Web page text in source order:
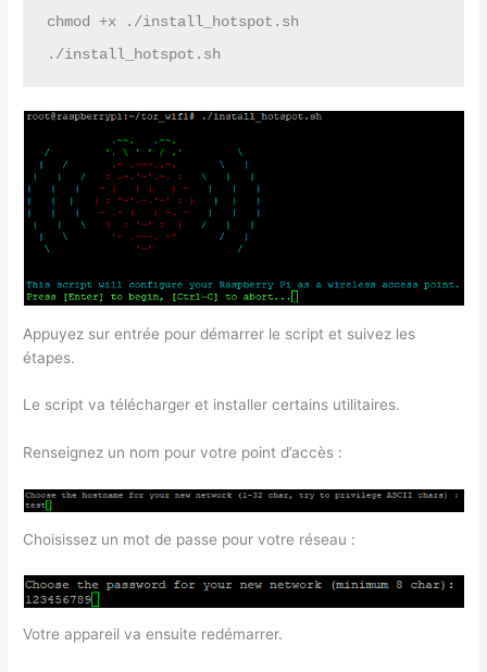
chmod +x ./install_hotspot.sh
./install_hotspot.sh
Appuyez sur entrée pour démarrer le script et suivez les
étapes.
Le script va télécharger et installer certains utilitaires.
Renseignez un nom pour votre point d’accès :
Choisissez un mot de passe pour votre réseau :
Votre appareil va ensuite redémarrer.